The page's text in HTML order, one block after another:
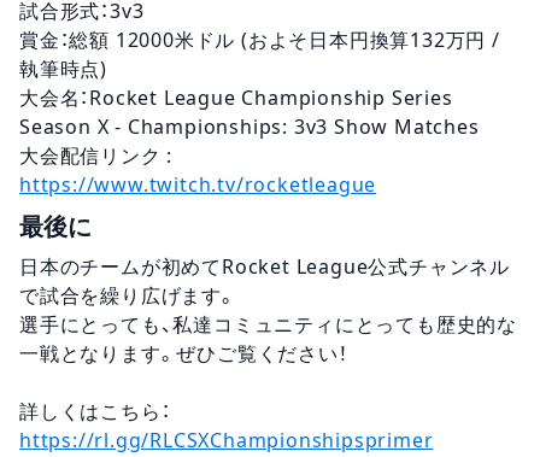
試合形式：3v3
賞金：総額 12000米ドル (およそ日本円換算132万円 /
執筆時点)
大会名：Rocket League Championship Series
Season X - Championships: 3v3 Show Matches
大会配信リンク :
https://www.twitch.tv/rocketleague
最後に
日本のチームが初めてRocket League公式チャンネル
で試合を繰り広げます。
選手にとっても、私達コミュニティにとっても歴史的な
一戦となります。ぜひご覧ください！
詳しくはこちら：
https://rl.gg/RLCSXChampionshipsprimer